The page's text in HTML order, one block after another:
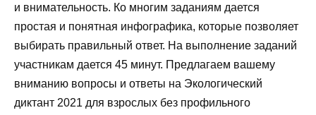
и внимательность. Ко многим заданиям дается
простая и понятная инфографика, которые позволяет
выбирать правильный ответ. На выполнение заданий
участникам дается 45 минут. Предлагаем вашему
вниманию вопросы и ответы на Экологический
диктант 2021 для взрослых без профильного